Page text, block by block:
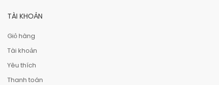
TÀI KHOẢN
Giỏ hàng
Tài khoản
Yêu thích
Thanh toán